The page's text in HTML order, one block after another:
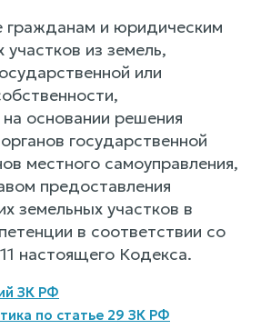
гражданам и юридическим
из земель,
или
основании решения
государственной
местного самоуправления,
предоставления
земельных участков в
в соответствии со
настоящего Кодекса.
ЗК РФ
по статье 29 ЗК РФ